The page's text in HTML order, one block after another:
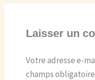
Laisser un
Votre adresse e-
champs